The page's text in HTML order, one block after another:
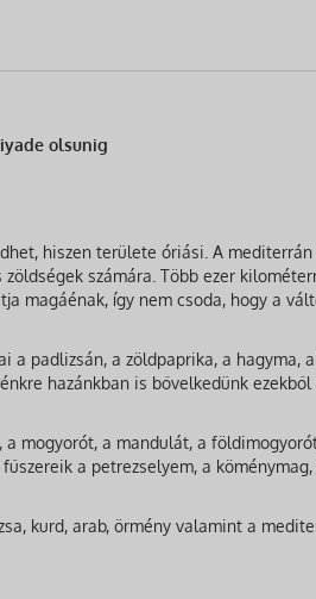
olsunig
hiszen területe óriási. A mediterrán
számára. Több ezer
magáénak, így nem csoda, hogy a
a padlizsán, a zöldpaprika, a hagyma,
hazánkban is bővelkedünk ezekből
mogyorót, a mandulát, a
a petrezselyem, a köménymag,
kurd, arab, örmény valamint a